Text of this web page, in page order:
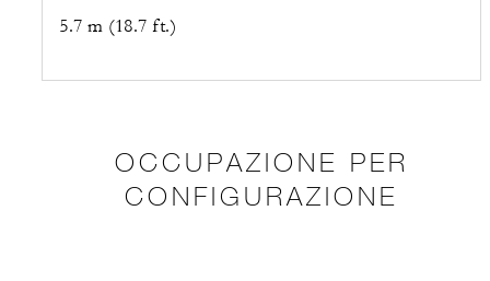
5.7 m (18.7 ft.)
OCCUPAZIONE PER
CONFIGURAZIONE